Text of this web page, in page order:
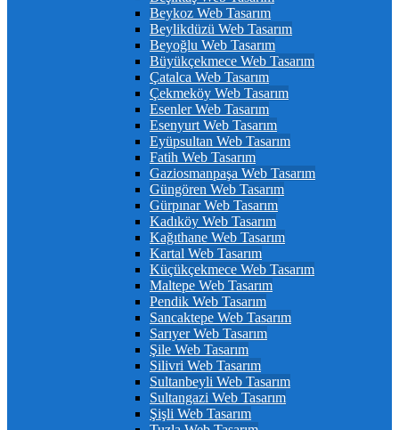
Beykoz Web Tasarım
Beylikdüzü Web Tasarım
Beyoğlu Web Tasarım
Büyükçekmece Web Tasarım
Çatalca Web Tasarım
Çekmeköy Web Tasarım
Esenler Web Tasarım
Esenyurt Web Tasarım
Eyüpsultan Web Tasarım
Fatih Web Tasarım
Gaziosmanpaşa Web Tasarım
Güngören Web Tasarım
Gürpınar Web Tasarım
Kadıköy Web Tasarım
Kağıthane Web Tasarım
Kartal Web Tasarım
Küçükçekmece Web Tasarım
Maltepe Web Tasarım
Pendik Web Tasarım
Sancaktepe Web Tasarım
Sarıyer Web Tasarım
Şile Web Tasarım
Silivri Web Tasarım
Sultanbeyli Web Tasarım
Sultangazi Web Tasarım
Şişli Web Tasarım